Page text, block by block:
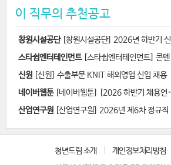
이 직무의 추천공고
창원시설공단[창원시설공단] 2026년 하반기 신규직원 공개경쟁 채용
스타쉽엔터테인먼트[스타쉽엔터테인먼트] 콘텐츠 디자이너 채용
신원 [신원] 수출부문 KNIT 해외영업 신입 채용
네이버웹툰[네이버웹툰] [2026 하반기 채용연계형 인턴십] AI 애니메이션 제작
산업연구원 [산업연구원] 2026년 제6차 정규직 채용
청년드림 소개 개인정보처리방침